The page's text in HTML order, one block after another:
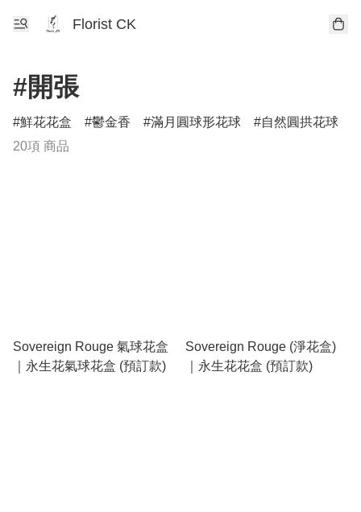
Florist CK
#開張
鮮花花盒 鬱金香 滿月圓球形花球 自然圓拱花球
20項 商品
Sovereign Rouge 氣球花盒
｜永生花氣球花盒 (預訂款)
Sovereign Rouge (淨花盒)
｜永生花花盒 (預訂款)